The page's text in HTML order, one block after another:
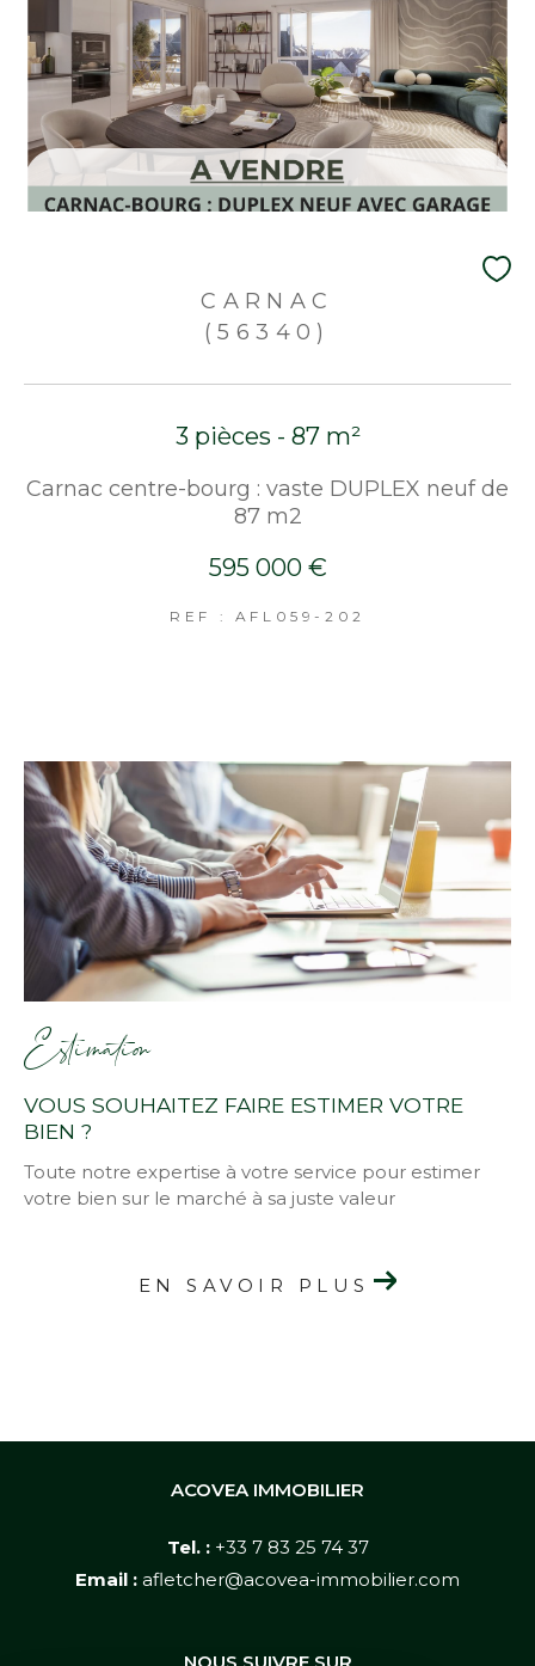
CARNAC
(56340)
3 pièces - 87 m²
Carnac centre-bourg : vaste DUPLEX neuf de
87 m2
595 000 €
REF : AFL059-202
Estimation
VOUS SOUHAITEZ FAIRE ESTIMER VOTRE
BIEN ?
Toute notre expertise à votre service pour estimer
votre bien sur le marché à sa juste valeur
EN SAVOIR PLUS
ACOVEA IMMOBILIER
Tel. : +33 7 83 25 74 37
Email : afletcher@acovea-immobilier.com
NOUS SUIVRE SUR